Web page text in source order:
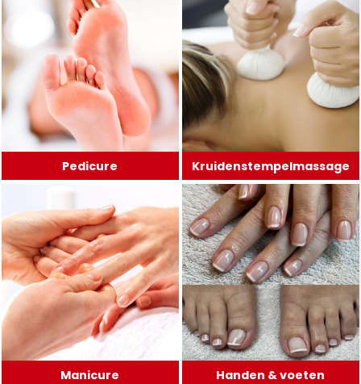
Pedicure Kruidenstempelmassage
Manicure Handen & voeten